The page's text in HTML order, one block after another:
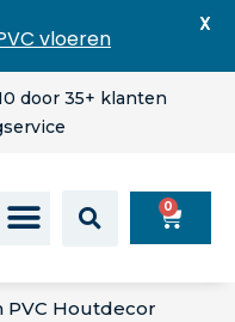
door 35+ klanten
0
PVC Houtdecor
vloeren
X